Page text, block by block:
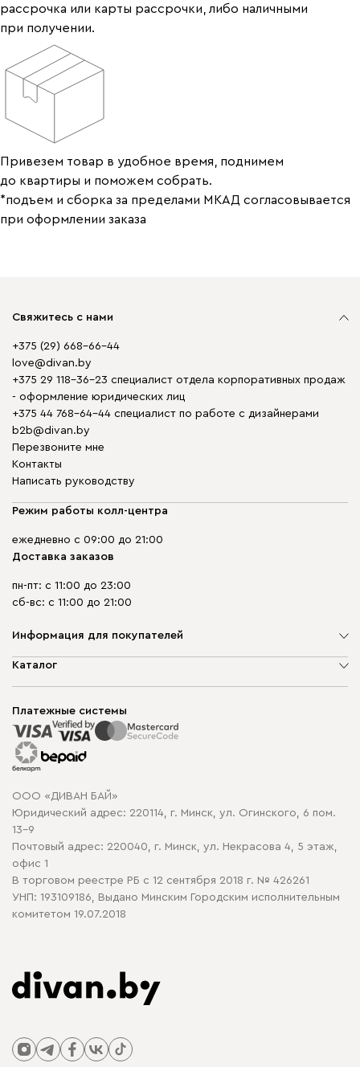
рассрочка или карты рассрочки, либо наличными
при получении.
Привезем товар в удобное время, поднимем
до квартиры и поможем собрать.
*подъем и сборка за пределами МКАД согласовывается
при оформлении заказа
Свяжитесь с нами
+375 (29) 668-66-44
love@divan.by
+375 29 118-36-23 специалист отдела корпоративных продаж
- оформление юридических лиц
+375 44 768-64-44 специалист по работе с дизайнерами
b2b@divan.by
Перезвоните мне
Контакты
Написать руководству
Режим работы колл-центра
ежедневно с 09:00 до 21:00
Доставка заказов
пн-пт: с 11:00 до 23:00
сб-вс: с 11:00 до 21:00
Информация для покупателей
О компании
Способы оплаты
Рассрочка и кредит
Гарантия
Карта сайта
Политика конфиденциальности
Политика в отношении обработки cookie
Каталог
Корпусная мебель
Распродажа мебели
Платежные системы
ООО «ДИВАН БАЙ»
Юридический адрес: 220114, г. Минск, ул. Огинского, 6 пом.
13-9
Почтовый адрес: 220040, г. Минск, ул. Некрасова 4, 5 этаж,
офис 1
В торговом реестре РБ с 12 сентября 2018 г. № 426261
УНП: 193109186, Выдано Минским Городским исполнительным
комитетом 19.07.2018